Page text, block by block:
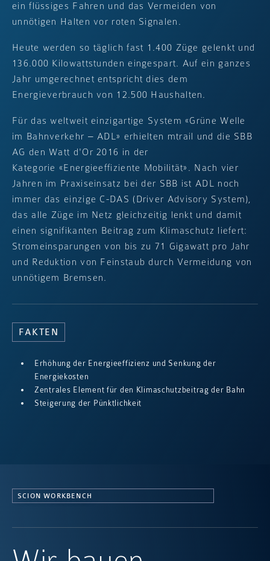
ein flüssiges Fahren und das Vermeiden von
unnötigen Halten vor roten Signalen.
Heute werden so täglich fast 1.400 Züge gelenkt und
136.000 Kilowattstunden eingespart. Auf ein ganzes
Jahr umgerechnet entspricht dies dem
Energieverbrauch von 12.500 Haushalten.
Für das weltweit einzigartige System Grüne Welle
im Bahnverkehr – ADL
erhielten mtrail und die SBB
AG den Watt d'Or 2016 in der
Kategorie Energieeffiziente Mobilität . Nach vier
Jahren im Praxiseinsatz bei der SBB ist ADL noch
immer das einzige C-DAS (Driver Advisory System),
das alle Züge im Netz gleichzeitig lenkt und damit
einen signifikanten Beitrag zum Klimaschutz liefert:
Stromeinsparungen von bis zu 71 Gigawatt pro Jahr
und Reduktion von Feinstaub durch Vermeidung von
unnötigem Bremsen.
FAKTEN
Erhöhung der Energieeffizienz und Senkung der
Energiekosten
Zentrales Element für den Klimaschutzbeitrag der Bahn
Steigerung der Pünktlichkeit
SCION WORKBENCH